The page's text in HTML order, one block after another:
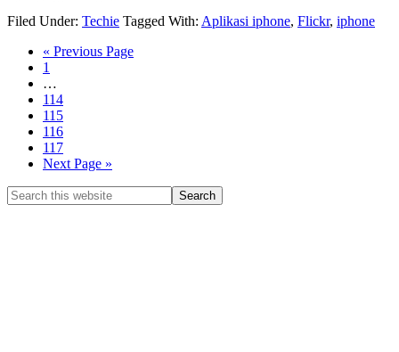
Filed Under: Techie Tagged With: Aplikasi iphone, Flickr, iphone
« Previous Page
1
…
114
115
116
117
Next Page »